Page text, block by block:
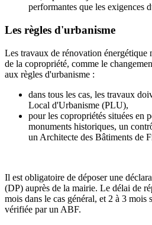
performantes que les exigences
Les règles d'urbanisme
Les travaux de rénovation énergétique
de la copropriété, comme le
aux règles d'urbanisme :
dans tous les cas, les travaux
Local d'Urbanisme (PLU),
pour les copropriétés situées en
monuments historiques, un
un Architecte des Bâtiments de
Il est obligatoire de déposer une
(DP) auprès de la mairie. Le délai de
mois dans le cas général, et 2 à 3 mois
vérifiée par un ABF.